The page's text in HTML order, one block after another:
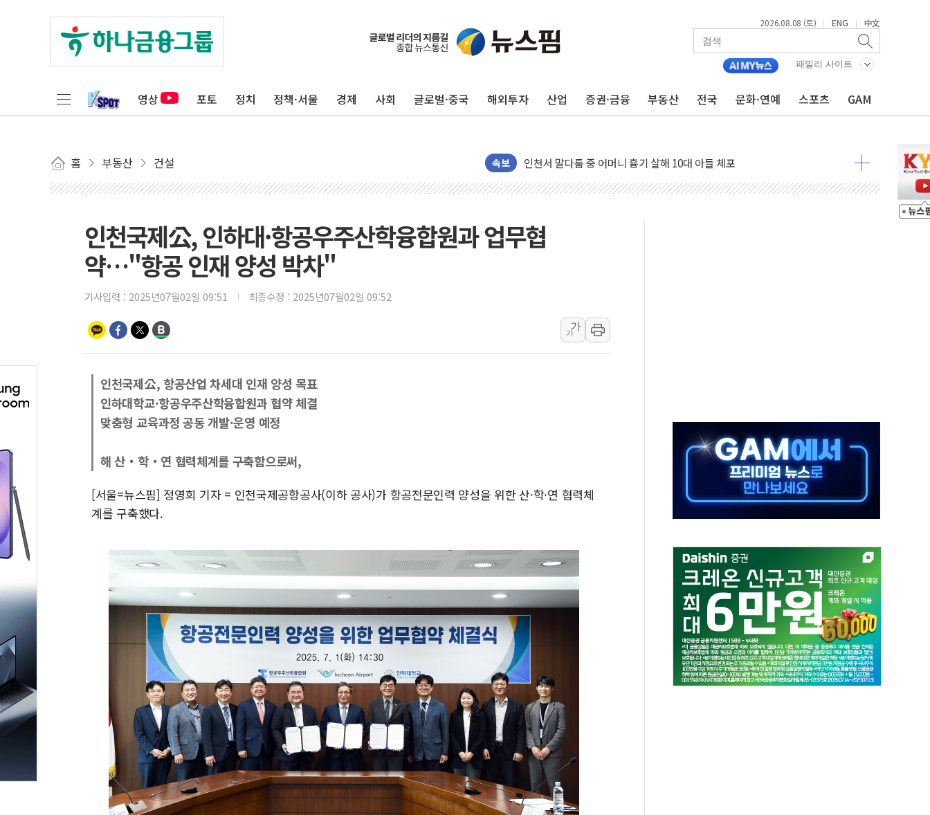
2026.08.08 (토) | ENG | 中文
패밀리 사이트
영상 포토 정치 정책·서울 경제 사회 글로벌·중국 해외투자 산업 증권·금융 부동산 전국 문화·연예 스포츠 GAM
홈 부동산 건설 속보
서울 중랑구 주택가서 흉기 난동…60대 남성 2명 숨져
李대통령 "결혼 때문에 손해 보는 일 없게"…'결혼 페널티' 22개 과제 손본다
추미애, '위안부' 피해자 기림의 날 참석..."국제적 시민 연대로 목소리 내야"
인천 선재도 갯벌서 해루질 중 실종 60대 나흘만에 숨진 채 발견
'화합' 꺼낸 김민석에 '뻔뻔' 받아친 정청래…제주 연설서 신경전 고조
李대통령, ISA 개편 재검토 지시…與 "적극 환영"·野 "졸속 국정"
연일 폭염에 온열질환 사망 23명…정부, 비상대응기구 가동
中 전방위 아파트 부양, 수도 베이징도 부동산 규제 철폐
청양 밭에서 일하던 90대 숨져…온열질환 여부 조사
폭염에 車 운전면허 기능시험 오전 집중 편성…체감온도 38도 넘으면 중단
오세훈 "용산공원 주택 검토, 민주당 스스로 원칙 뒤집는 것"
인천국제公, 인하대·항공우주산학융합원과 업무협
약…"항공 인재 양성 박차"
기사입력 : 2025년07월02일 09:51 최종수정 : 2025년07월02일 09:52
가
가
인천국제公, 항공산업 차세대 인재 양성 목표
인하대학교·항공우주산학융합원과 협약 체결
맞춤형 교육과정 공동 개발·운영 예정
해 산‧학‧연 협력체계를 구축함으로써,
[서울=뉴스핌] 정영희 기자 = 인천국제공항공사(이하 공사)가 항공전문인력 양성을 위한 산·학·연 협력체
계를 구축했다.